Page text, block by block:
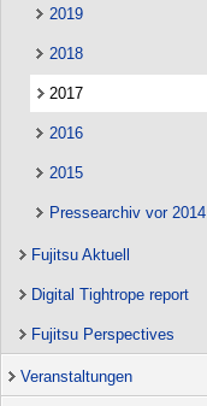
2019
2018
2017
2016
2015
Pressearchiv vor 2014
Fujitsu Aktuell
Digital Tightrope report
Fujitsu Perspectives
Veranstaltungen